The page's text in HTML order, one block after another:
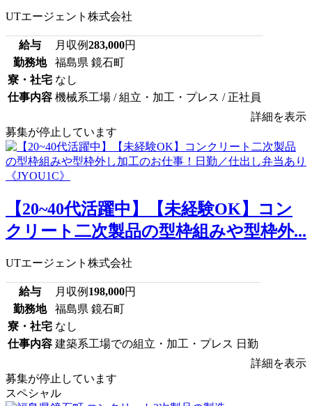
UTエージェント株式会社
給与 月収例283,000円
勤務地
福島県 鏡石町
寮・社宅 なし
仕事内容 機械系工場 / 組立・加工・プレス / 正社員
詳細を表示
募集が停止しています
【20~40代活躍中】【未経験OK】コン
クリート二次製品の型枠組みや型枠外...
UTエージェント株式会社
給与 月収例 198,000円
勤務地
福島県 鏡石町
寮・社宅 なし
仕事内容 建築系工場での組立・加工・プレス 日勤
詳細を表示
募集が停止しています
スペシャル